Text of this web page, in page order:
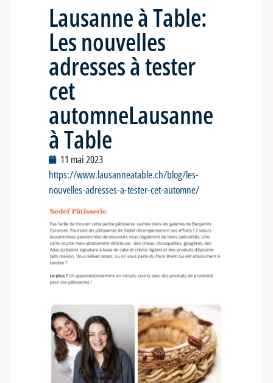
Lausanne à Table:
Les nouvelles
adresses à tester
cet
automneLausanne
à Table
11 mai 2023
https://www.lausanneatable.ch/blog/les-
nouvelles-adresses-a-tester-cet-automne/